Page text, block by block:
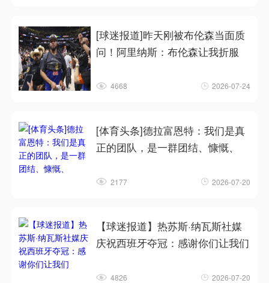
[球迷报道]昨天刚被布伦森当面质
问！阿里纳斯：布伦森让我折服
4668 2026-07-24
[体育头条]德拉富恩特：我们是真
正的团队，是一群团结、慷慨、
2177 2026-07-20
【球迷报道】热苏斯·纳瓦斯社媒
庆祝西班牙夺冠：感谢你们让我们
4826 2026-07-20